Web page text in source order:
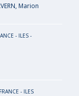
Marion
- ILES-
FRANCE - ILES